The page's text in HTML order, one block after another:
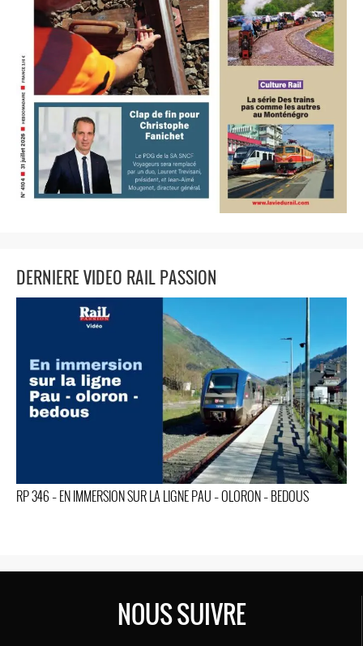
DERNIERE VIDEO RAIL PASSION
RP 346 – EN IMMERSION SUR LA LIGNE PAU – OLORON – BEDOUS
NOUS SUIVRE